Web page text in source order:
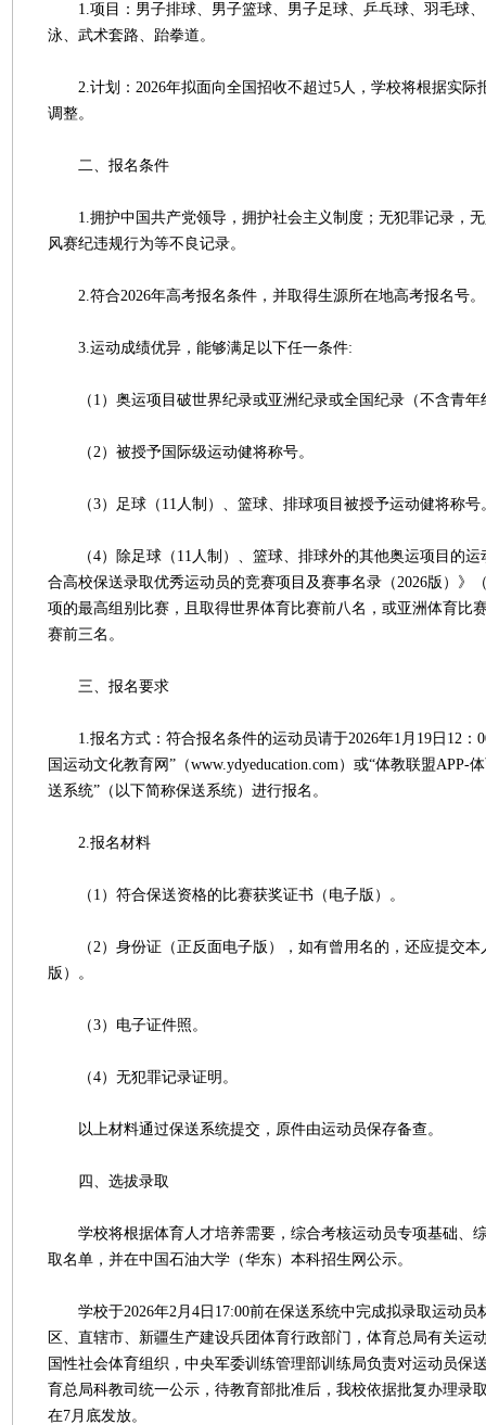
1.项目：男子排球、男子篮球、男子足球、乒乓球、羽毛球、
泳、武术套路、跆拳道。
2.计划：2026年拟面向全国招收不超过5人，学校将根据实际
调整。
二、报名条件
1.拥护中国共产党领导，拥护社会主义制度；无犯罪记录，无
风赛纪违规行为等不良记录。
2.符合2026年高考报名条件，并取得生源所在地高考报名号。
3.运动成绩优异，能够满足以下任一条件:
（1）奥运项目破世界纪录或亚洲纪录或全国纪录（不含青年
（2）被授予国际级运动健将称号。
（3）足球（11人制）、篮球、排球项目被授予运动健将称号
（4）除足球（11人制）、篮球、排球外的其他奥运项目的运
合高校保送录取优秀运动员的竞赛项目及赛事名录（2026版）》
项的最高组别比赛，且取得世界体育比赛前八名，或亚洲体育比
赛前三名。
三、报名要求
1.报名方式：符合报名条件的运动员请于2026年1月19日12：
国运动文化教育网”（www.ydyeducation.com）或“体教联盟APP-
送系统”（以下简称保送系统）进行报名。
2.报名材料
（1）符合保送资格的比赛获奖证书（电子版）。
（2）身份证（正反面电子版），如有曾用名的，还应提交本
版）。
（3）电子证件照。
（4）无犯罪记录证明。
以上材料通过保送系统提交，原件由运动员保存备查。
四、选拔录取
学校将根据体育人才培养需要，综合考核运动员专项基础、
取名单，并在中国石油大学（华东）本科招生网公示。
学校于2026年2月4日17:00前在保送系统中完成拟录取运动员
区、直辖市、新疆生产建设兵团体育行政部门，体育总局有关运
国性社会体育组织，中央军委训练管理部训练局负责对运动员保
育总局科教司统一公示，待教育部批准后，我校依据批复办理录
在7月底发放。